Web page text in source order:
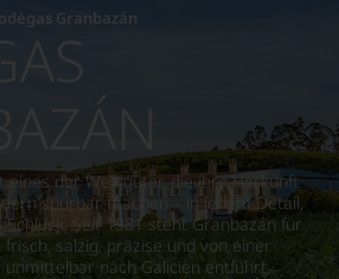
Granbazán
eines der Weingüter, die ihre Herkunft
spürbar machen – in jedem Detail,
Seit 1981 steht Granbazán für
salzig, präzise und von einer
nach Galicien entführt.